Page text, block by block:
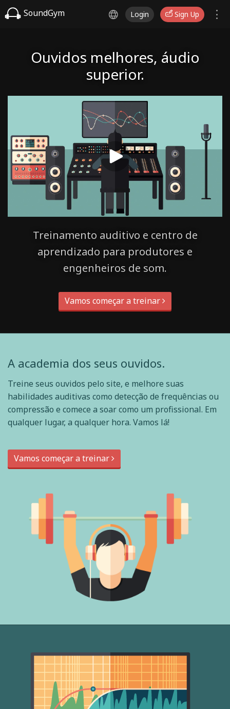
SoundGym Login Sign Up
Ouvidos melhores, áudio
superior.
Treinamento auditivo e centro de
aprendizado para produtores e
engenheiros de som.
Vamos começar a treinar
A academia dos seus ouvidos.
Treine seus ouvidos pelo site, e melhore suas
habilidades auditivas como detecção de frequências ou
compressão e comece a soar como um profissional. Em
qualquer lugar, a qualquer hora. Vamos lá!
Vamos começar a treinar